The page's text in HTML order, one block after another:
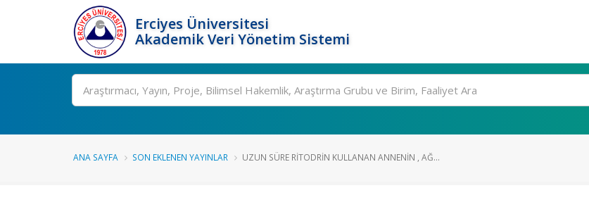
Erciyes Üniversitesi
Akademik Veri Yönetim Sistemi
Ara
ANA SAYFA SON EKLENEN YAYINLAR UZUN SÜRE RITODRIN KULLANAN ANNENIN , AĞ...